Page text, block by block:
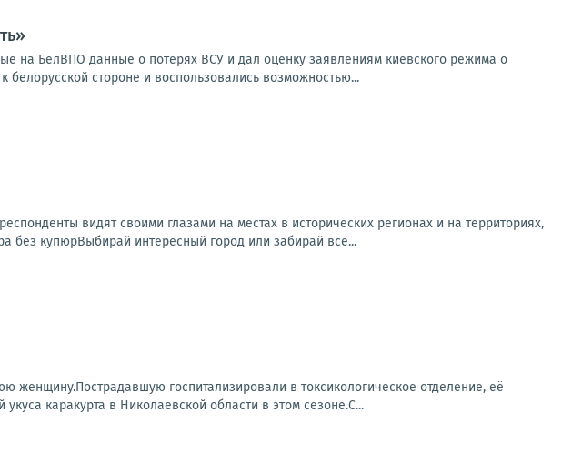
на БелВПО данные о потерях ВСУ и дал оценку заявлениям киевского режима о
стороне и воспользовались возможностью...
видят своими глазами на местах в исторических регионах и на территориях,
купюрВыбирай интересный город или забирай все...
женщину.Пострадавшую госпитализировали в токсикологическое отделение, её
каракурта в Николаевской области в этом сезоне.С...